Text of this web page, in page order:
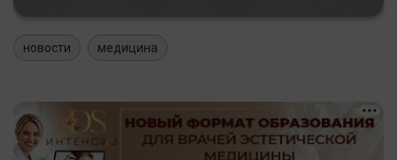
новости медицина